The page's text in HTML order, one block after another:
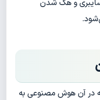
و هک شدن
که در آن هوش مصنوعی به